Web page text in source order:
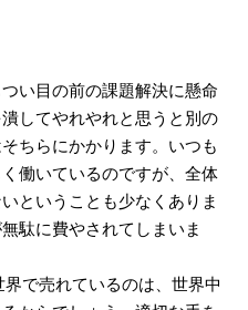
い目の前の課題解決に懸命
してやれやれと思うと別の
ちらにかかります。いつも
働いているのですが、全体
ということも少なくありま
駄に費やされてしまいま
で売れているのは、世界中